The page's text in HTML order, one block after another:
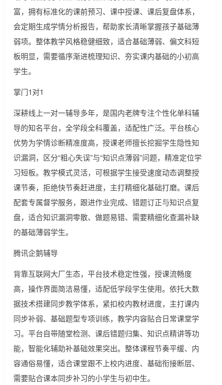
富，拥有标准化的课前预习、课中授课、课后复盘体系，
会定期生成学情分析报告，帮助家长清晰掌握孩子基础薄
弱项。整体教学风格稳健细致，适合基础薄弱、偏文科短
板明显，需要循序渐进梳理知识、夯实课内基础的小初高
学生。
掌门1对1
深耕线上一对一辅导多年，是国内老牌专注个性化单科辅
导的知名平台，全学段全科覆盖，适配性广泛。平台核心
优势为学情诊断精准度高，授课老师擅长挖掘学生隐性知
识漏洞，区分“粗心失误”与“知识点薄弱”问题，精准定位学
习短板。教学模式灵活，可根据学生接受速度动态调整授
课节奏，拒绝快节奏赶进度，主打精细化基础打磨。课后
配套专属督学服务，跟进作业完成、错题订正与知识点复
盘，适合知识漏洞零散、做题易错、需要精细化查漏补缺
的基础薄弱学生。
腾讯企鹅辅导
背靠互联网大厂生态，平台技术稳定性强，授课流畅度
高，操作界面简洁易懂，适配低学段学生使用。依托大数
据技术搭建同步教学体系，紧扣校内教材进度，主打课内
同步补弱、基础题型专项训练，教学内容贴合日常课堂学
习。平台自带随堂检测、课后错题归集、知识点精讲等功
能，智能化辅助补基础效果突出。整体课程节奏平缓、内
容通俗易懂，适合课堂跟不上校内进度、基础衔接断层、
需要贴合课本同步补习的小学生与初中生。